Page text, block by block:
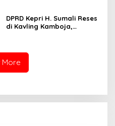
DPRD Kepri H. Sumali Reses
di Kavling Kamboja,
More